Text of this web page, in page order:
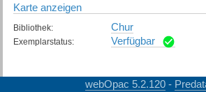
Karte anzeigen
Bibliothek: Chur
Exemplarstatus: Verfügbar
webOpac 5.2.120 -